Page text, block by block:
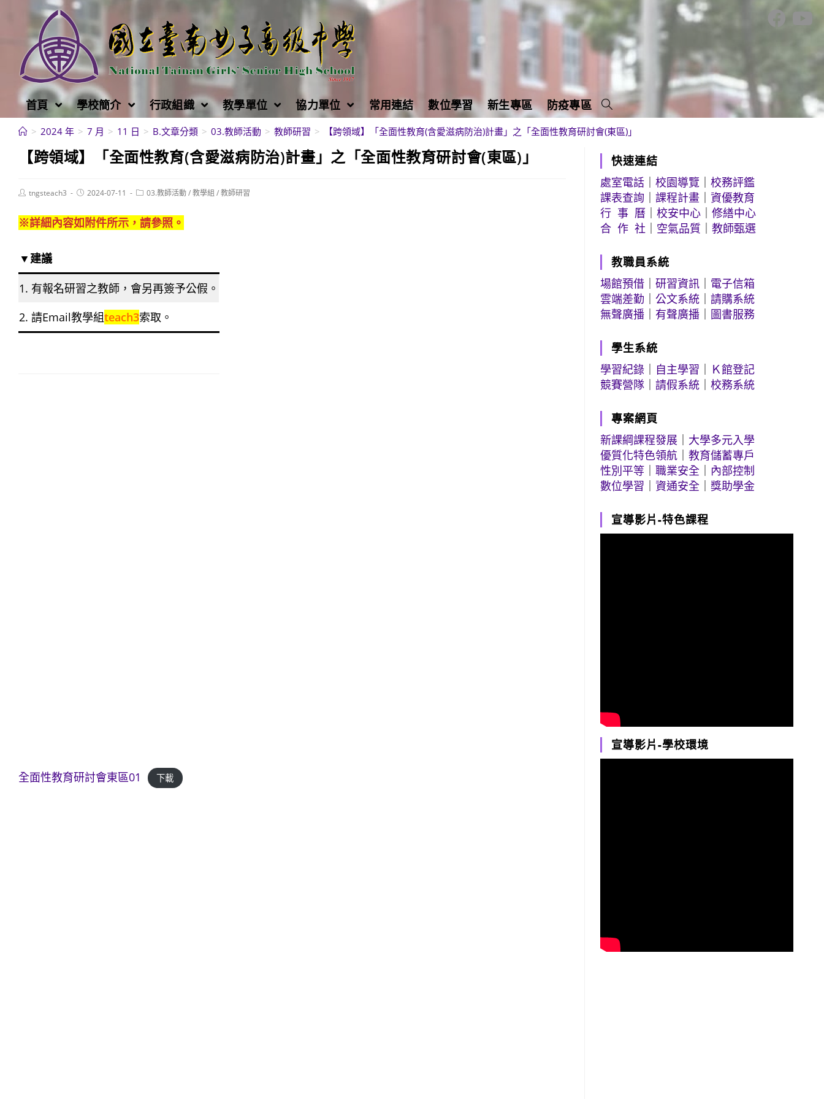
首頁 學校簡介 行政組織 教學單位 協力單位 常用連結 數位學習 新生專區 防疫專區
> 2024 年 > 7 月 > 11 日 > B.文章分類 > 03.教師活動 > 教師研習 > 【跨領域】「全面性教育(含愛滋病防治)計畫」之「全面性教育研討會(東區)」
【跨領域】「全面性教育(含愛滋病防治)計畫」之「全面性教育研討會(東區)」
Posttngsteach3
Post2024-07-11
Post03.教師活動/教學組 /教師研習
※詳細內容如附件所示，請參照。
▼建議
1. 有報名研習之教師，會另再簽予公假。
2. 請Email教學組teach3索取。
全面性教育研討會東區01 下載
快速連結
處室電話 ｜校園導覽 ｜校務評鑑
課表查詢 ｜課程計畫 ｜資優教育
行 事 曆 ｜校安中心 ｜修繕中心
合 作 社
空氣品質 ｜教師甄選
教職員系統
場館預借 ｜研習資訊
電子信箱
雲端差勤 ｜公文系統 ｜請購系統
無聲廣播
有聲廣播 圖書服務
學生系統
學習紀錄
自主學習
Ｋ館登記
競賽營隊 ｜請假系統 ｜校務系統
專案網頁
新課綱課程發展
大學多元入學
優質化特色領航 ｜教育儲蓄專戶
性別平等 ｜職業安全
內部控制
數位學習 ｜資通安全 ｜獎助學金
宣導影片-特色課程
宣導影片-學校環境